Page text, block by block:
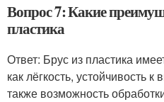
Вопрос 7: Какие
пластика
Ответ: Брус из пластика
как лёгкость, устойчивость
также возможность